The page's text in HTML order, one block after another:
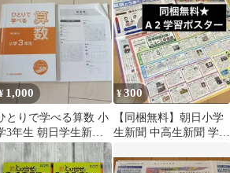
3冊セット
1,000
とりで学べる算数 小
3年生 朝日学生新聞
¥300
【同梱無料】朝日小学
生新聞 中高生新聞 学習
事問題対策